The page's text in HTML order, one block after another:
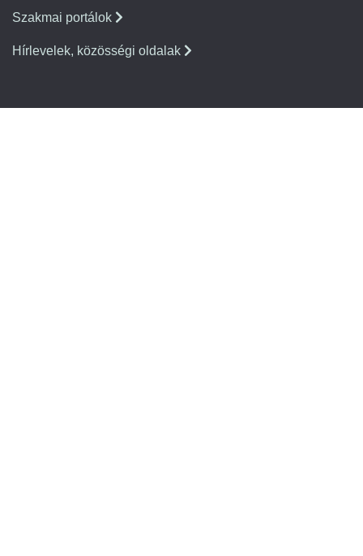
Szakmai portálok
Hírlevelek, közösségi oldalak